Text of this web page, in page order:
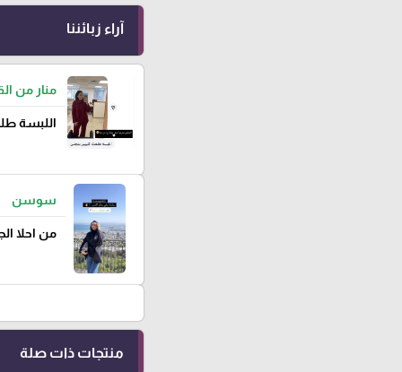
آراء زبائننا
منار من
اللبسة
سوسن
من احلا
منتجات ذات صلة